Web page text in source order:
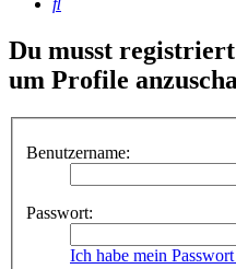
Du musst
um Profile
Benutzername:
Passwort:
Ich habe mein Passwort